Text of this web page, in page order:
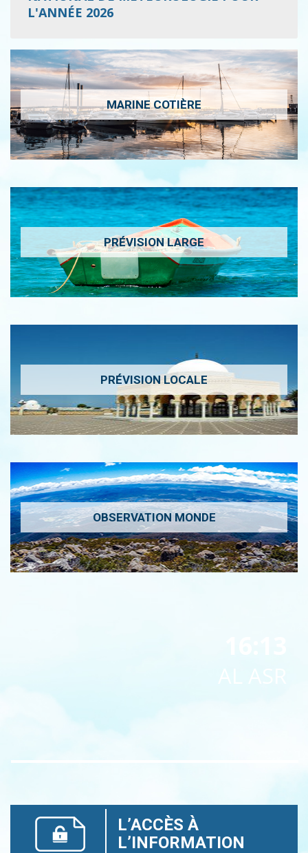
L'ANNÉE 2026
MARINE COTIÈRE
PRÉVISION LARGE
PRÉVISION LOCALE
OBSERVATION MONDE
L’ACCÈS À
L’INFORMATION